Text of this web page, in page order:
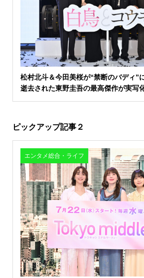
松村北斗＆今田美桜が“禁断のバディ”
逝去された東野圭吾の最高傑作が実写
ピックアップ記事２
エンタメ総合・ライフ